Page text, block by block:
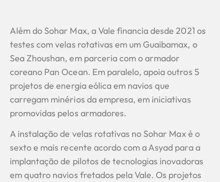
Além do Sohar Max, a Vale financia desde 2021 os
testes com velas rotativas em um Guaibamax, o
Sea Zhoushan, em parceria com o armador
coreano Pan Ocean. Em paralelo, apoia outros 5
projetos de energia eólica em navios que
carregam minérios da empresa, em iniciativas
promovidas pelos armadores.
A instalação de velas rotativas no Sohar Max é o
sexto e mais recente acordo com a Asyad para a
implantação de pilotos de tecnologias inovadoras
em quatro navios fretados pela Vale. Os projetos